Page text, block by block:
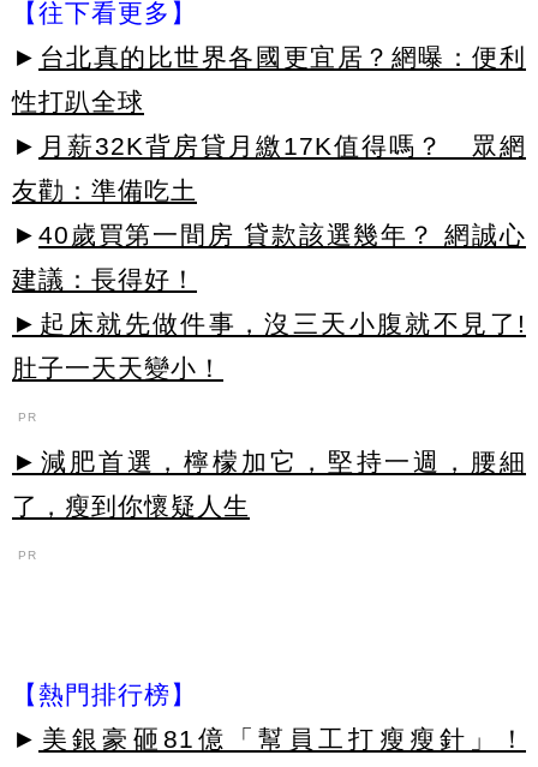
【往下看更多】
► 台北真的比世界各國更宜居？網曝：便利
性打趴全球
► 月薪32K背房貸月繳17K值得嗎？ 眾網
友勸：準備吃土
► 40歲買第一間房 貸款該選幾年？ 網誠心
建議：長得好！
►起床就先做件事，沒三天小腹就不見了!
肚子一天天變小！
PR
►減肥首選，檸檬加它，堅持一週，腰細
了，瘦到你懷疑人生
PR
【熱門排行榜】
► 美銀豪砸81億「幫員工打瘦瘦針」！